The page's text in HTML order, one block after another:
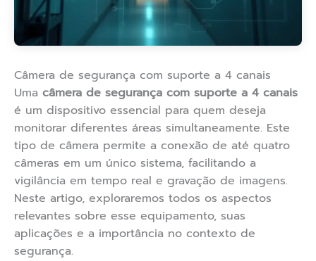
Câmera de segurança com suporte a 4 canais
Uma câmera de segurança com suporte a 4 canais
é um dispositivo essencial para quem deseja
monitorar diferentes áreas simultaneamente. Este
tipo de câmera permite a conexão de até quatro
câmeras em um único sistema, facilitando a
vigilância em tempo real e gravação de imagens.
Neste artigo, exploraremos todos os aspectos
relevantes sobre esse equipamento, suas
aplicações e a importância no contexto de
segurança.